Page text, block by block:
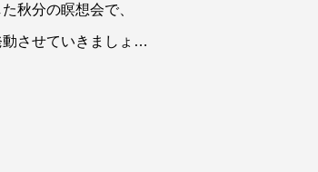
秋分の瞑想会で、
させていきましょ
から。⇒秋分の瞑想